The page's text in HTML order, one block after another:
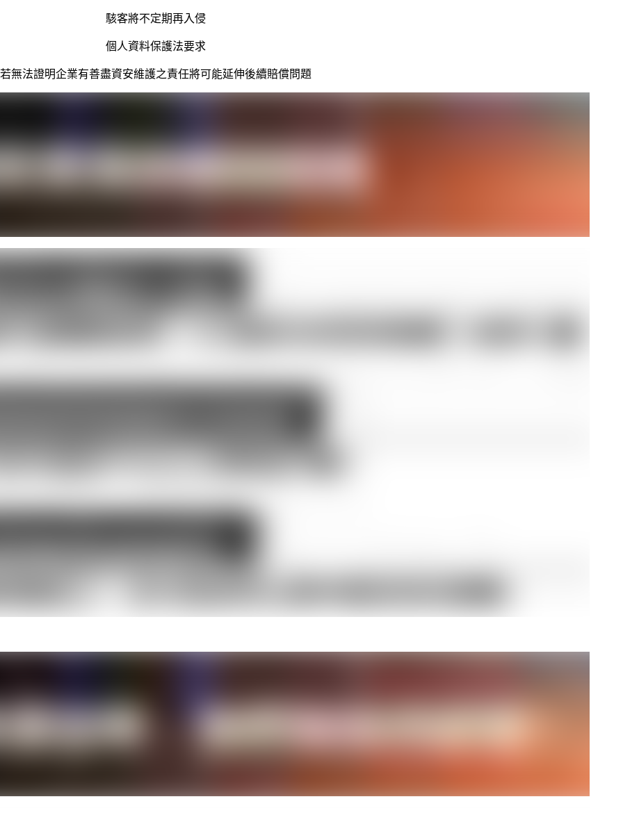
駭客將不定期再入侵
個人資料保護法要求
若無法證明企業有善盡資安維護之責任將可能延伸後續賠償問題